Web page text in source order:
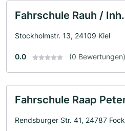
Fahrschule Rauh /
Stockholmstr. 13, 24109 Kiel
0.0 (0 Bewertungen)
Fahrschule Raap
Rendsburger Str. 41, 24787